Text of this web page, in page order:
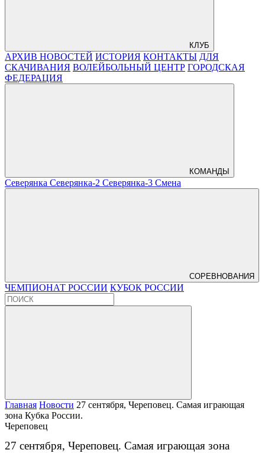
КЛУБ
АРХИВ НОВОСТЕЙ ИСТОРИЯ КОНТАКТЫ ДЛЯ
СКАЧИВАНИЯ ВОЛЕЙБОЛЬНЫЙ ЦЕНТР ГОРОДСКАЯ
ФЕДЕРАЦИЯ
КОМАНДЫ
Северянка Северянка-2 Северянка-3 Смена
СОРЕВНОВАНИЯ
ЧЕМПИОНАТ РОССИИ КУБОК РОССИИ
Главная Новости 27 сентября, Череповец. Самая играющая
зона Кубка России.
Череповец
27 сентября, Череповец. Самая играющая зона